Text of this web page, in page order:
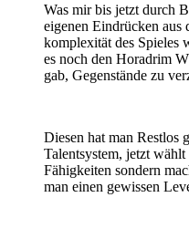
Was mir bis jetzt durch
eigenen Eindrücken aus
komplexität des Spieles
es noch den Horadrim
gab, Gegenstände zu
Diesen hat man Restlos
Talentsystem, jetzt
Fähigkeiten sondern
man einen gewissen